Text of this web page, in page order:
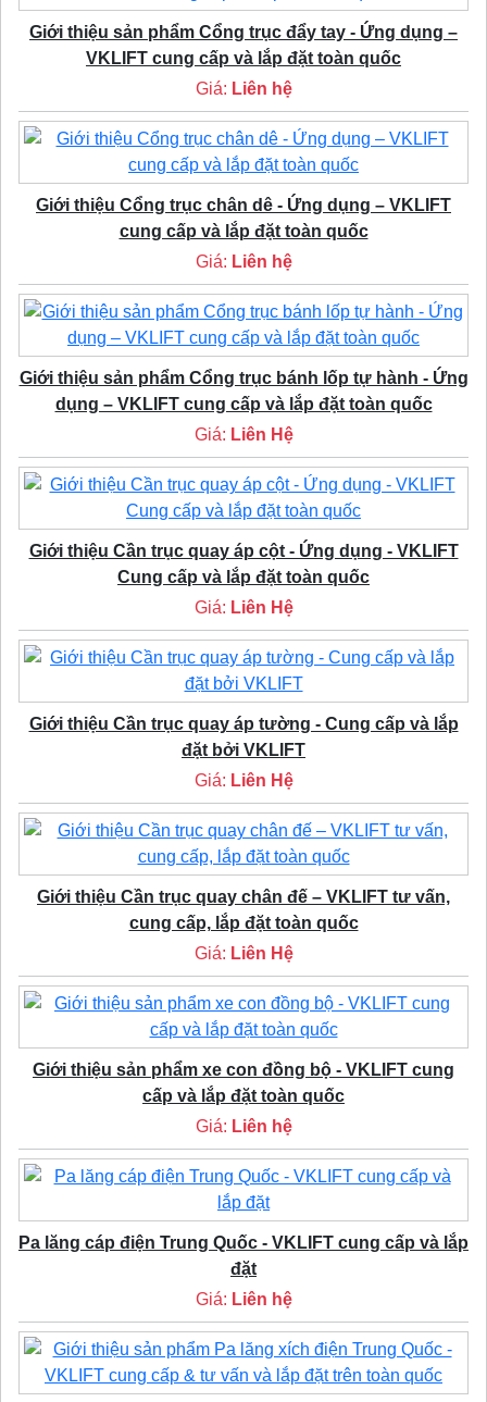
Giới thiệu sản phẩm Cổng trục đẩy tay - Ứng dụng –
VKLIFT cung cấp và lắp đặt toàn quốc
Giá: Liên hệ
Giới thiệu Cổng trục chân dê - Ứng dụng – VKLIFT
cung cấp và lắp đặt toàn quốc
Giá: Liên hệ
Giới thiệu sản phẩm Cổng trục bánh lốp tự hành - Ứng
dụng – VKLIFT cung cấp và lắp đặt toàn quốc
Giá: Liên Hệ
Giới thiệu Cần trục quay áp cột - Ứng dụng - VKLIFT
Cung cấp và lắp đặt toàn quốc
Giá: Liên Hệ
Giới thiệu Cần trục quay áp tường - Cung cấp và lắp
đặt bởi VKLIFT
Giá: Liên Hệ
Giới thiệu Cần trục quay chân đế – VKLIFT tư vấn,
cung cấp, lắp đặt toàn quốc
Giá: Liên Hệ
Giới thiệu sản phẩm xe con đồng bộ - VKLIFT cung
cấp và lắp đặt toàn quốc
Giá: Liên hệ
Pa lăng cáp điện Trung Quốc - VKLIFT cung cấp và lắp
đặt
Giá: Liên hệ